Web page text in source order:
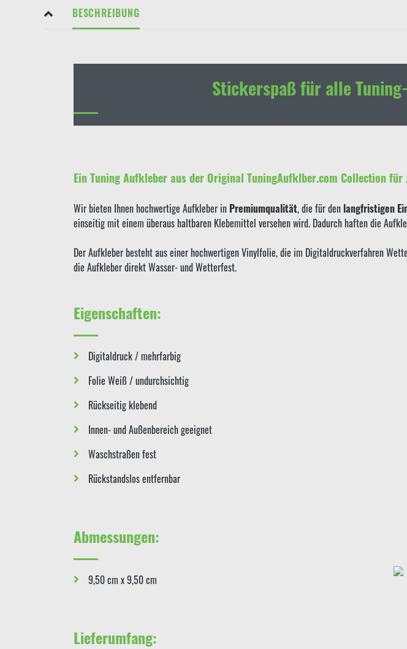
BESCHREIBUNG
Stickerspaß für alle
Ein Tuning Aufkleber aus der Original TuningAufklber.com Collection für
Wir bieten Ihnen hochwertige Aufkleber in Premiumqualität, die für den langfristigen
einseitig mit einem überaus haltbaren Klebemittel versehen wird. Dadurch haften die
Der Aufkleber besteht aus einer hochwertigen Vinylfolie, die im Digitaldruckverfahren
die Aufkleber direkt Wasser- und Wetterfest.
Eigenschaften:
Digitaldruck / mehrfarbig
Folie Weiß / undurchsichtig
Rückseitig klebend
Innen- und Außenbereich geeignet
Waschstraßen fest
Rückstandslos entfernbar
Abmessungen:
9,50 cm x 9,50 cm
Lieferumfang: